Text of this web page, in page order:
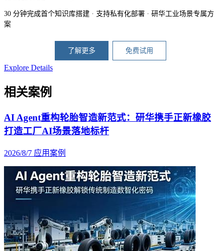
30 分钟完成首个知识库搭建 · 支持私有化部署 · 研华工业场景专属方
案
了解更多 免费试用
Explore Details
相关案例
AI Agent重构轮胎智造新范式：研华携手正新橡胶
打造工厂AI场景落地标杆
2026/8/7 应用案例